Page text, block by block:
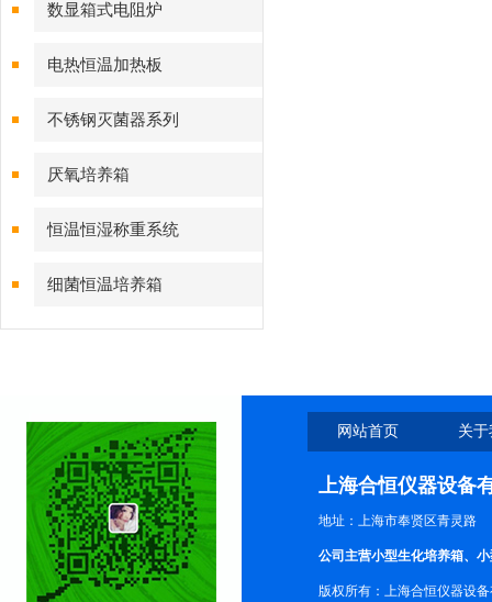
数显箱式电阻炉
电热恒温加热板
不锈钢灭菌器系列
厌氧培养箱
恒温恒湿称重系统
细菌恒温培养箱
网站首页 关
上海合恒仪器设备
地址：上海市奉贤区青灵路
公司主营小型生化培养箱、
版权所有：上海合恒仪器设